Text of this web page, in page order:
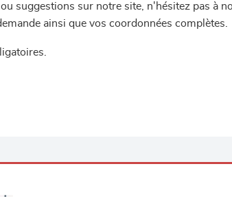
suggestions sur notre site, n'hésitez pas
ainsi que vos coordonnées complètes.